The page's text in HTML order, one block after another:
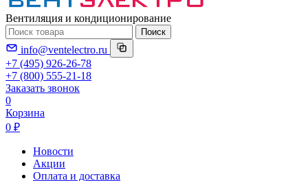
Вентиляция и кондиционирование
Поиск
info@ventelectro.ru
+7 (495) 926-26-78
+7 (800) 555-21-18
Заказать звонок
0
Корзина
0 ₽
Новости
Акции
Оплата и доставка